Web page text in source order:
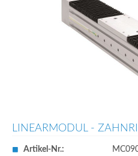
LINEARMODUL -
Artikel-Nr.: